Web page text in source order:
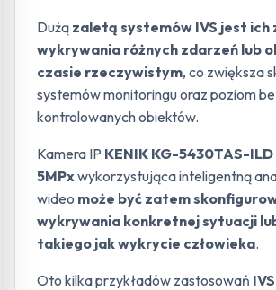
Dużą zaletą systemów IVS jest ich
wykrywania różnych zdarzeń lub
czasie rzeczywistym, co zwiększa
systemów monitoringu oraz poziom
kontrolowanych obiektów.
Kamera IP KENIK KG-5430TAS-
5MPxwykorzystująca inteligentną
wideo może być zatem
wykrywania konkretnej sytuacji
takiego jak wykrycie człowieka.
Oto kilka przykładów zastosowań IVS